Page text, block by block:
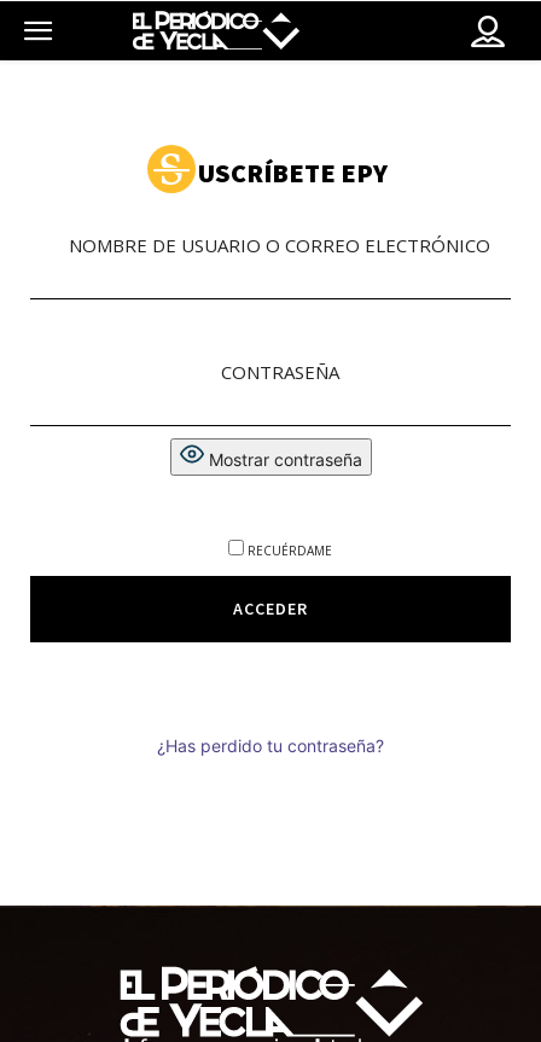
USCRÍBETE EPY
NOMBRE DE USUARIO O CORREO ELECTRÓNICO
CONTRASEÑA
Mostrar contraseña
RECUÉRDAME
¿Has perdido tu contraseña?